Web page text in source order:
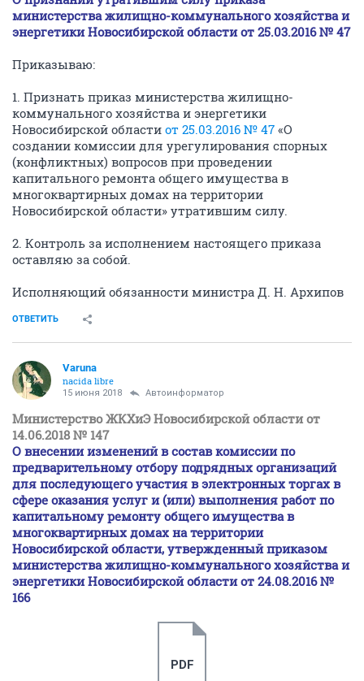
министерства жилищно-коммунального хозяйства и
энергетики Новосибирской области от 25.03.2016 № 47
Приказываю:
1. Признать приказ министерства жилищно-
коммунального хозяйства и энергетики
Новосибирской области от 25.03.2016 № 47 «О
создании комиссии для урегулирования спорных
(конфликтных) вопросов при проведении
капитального ремонта общего имущества в
многоквартирных домах на территории
Новосибирской области» утратившим силу.
2. Контроль за исполнением настоящего приказа
оставляю за собой.
Исполняющий обязанности министра Д. Н. Архипов
ОТВЕТИТЬ
Varuna
nacida libre
15 июня 2018 Автоинформатор
Министерство ЖКХиЭ Новосибирской области от
14.06.2018 № 147
О внесении изменений в состав комиссии по
предварительному отбору подрядных организаций
для последующего участия в электронных торгах в
сфере оказания услуг и (или) выполнения работ по
капитальному ремонту общего имущества в
многоквартирных домах на территории
Новосибирской области, утвержденный приказом
министерства жилищно-коммунального хозяйства и
энергетики Новосибирской области от 24.08.2016 №
166
PDF